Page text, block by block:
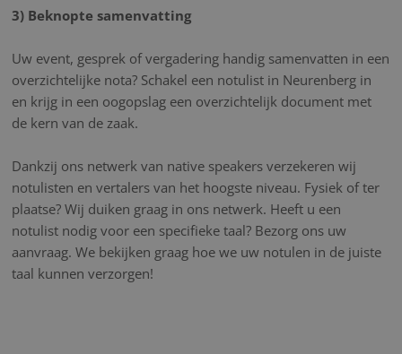
3) Beknopte samenvatting
Uw event, gesprek of vergadering handig samenvatten in een
overzichtelijke nota? Schakel een notulist in Neurenberg in
en krijg in een oogopslag een overzichtelijk document met
de kern van de zaak.
Dankzij ons netwerk van native speakers verzekeren wij
notulisten en vertalers van het hoogste niveau. Fysiek of ter
plaatse? Wij duiken graag in ons netwerk. Heeft u een
notulist nodig voor een specifieke taal? Bezorg ons uw
aanvraag. We bekijken graag hoe we uw notulen in de juiste
taal kunnen verzorgen!